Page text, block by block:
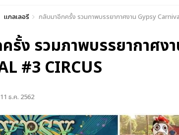
แกลเลอรี กลับมาอีกครั้ง รวมภาพบรรยากาศงาน Gypsy
รั้ง รวมภาพบรรยากาศงา
#3 CIRCUS
ธ.ค. 2562